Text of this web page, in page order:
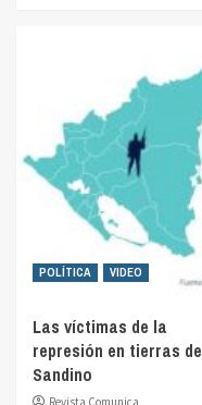
POLÍTICA VIDEO
Las víctimas de la
represión en tierras de
Sandino
Revista Comunica